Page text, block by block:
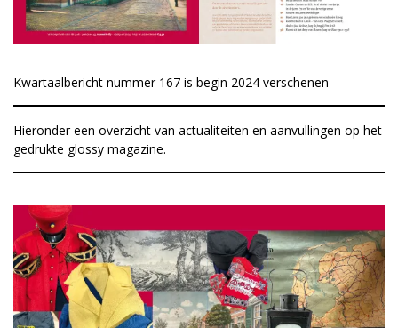
Kwartaalbericht nummer 167 is begin 2024 verschenen
Hieronder een overzicht van actualiteiten en aanvullingen op het
gedrukte glossy magazine.